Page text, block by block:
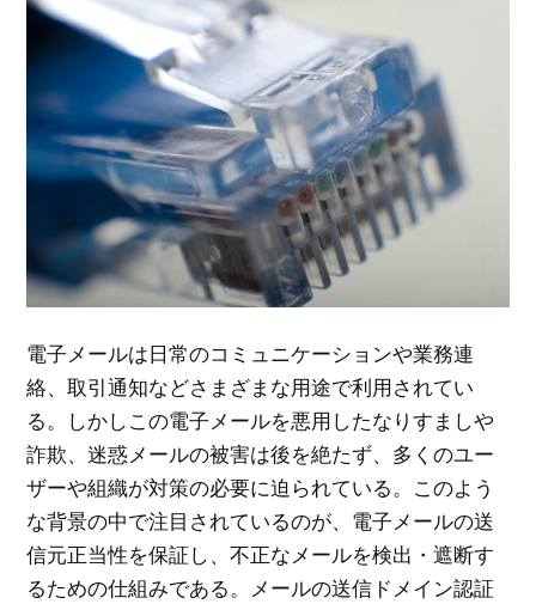
電子メールは日常のコミュニケーションや業務連
絡、取引通知などさまざまな用途で利用されてい
る。
しかしこの電子メールを悪用したなりすましや
詐欺、迷惑メールの被害は後を絶たず、多くのユー
ザーや組織が対策の必要に迫られている。このよう
な背景の中で注目されているのが、電子メールの送
信元正当性を保証し、不正なメールを検出・遮断す
るための仕組みである。メールの送信ドメイン認証